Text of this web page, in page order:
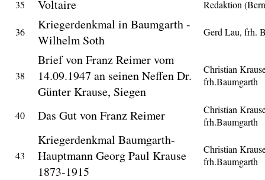
35 Voltaire Redaktion
36
Kriegerdenkmal in Baumgarth -
Wilhelm Soth
Gerd Lau, frh.
38
Brief von Franz Reimer vom
14.09.1947 an seinen Neffen Dr.
Günter Krause, Siegen
Christian
frh.Baumgarth
40 Das Gut von Franz Reimer
Christian
frh.Baumgarth
43
Kriegerdenkmal Baumgarth-
Hauptmann Georg Paul Krause
1873-1915
Christian
frh.Baumgarth